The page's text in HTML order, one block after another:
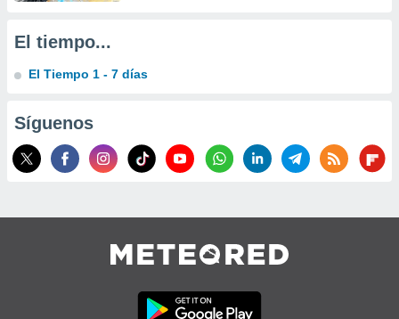
o a través
de
uso de
con el
El tiempo...
El Tiempo 1 - 7 días
Síguenos